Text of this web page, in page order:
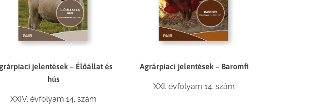
jelentések – Élőállat és
hús
XXIV. évfolyam 14. szám
Agrárpiaci jelentések – Baromfi
XXI. évfolyam 14. szám